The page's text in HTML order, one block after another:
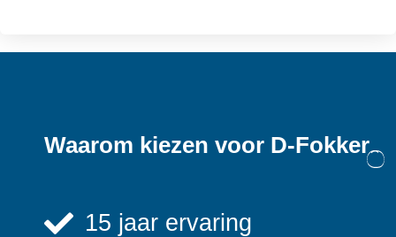
Waarom kiezen voor D-Fokker
15 jaar ervaring